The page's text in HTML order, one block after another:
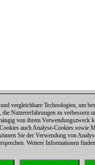
vergleichbare Technologien, um
Nutzererfahrungen zu verbessern
von ihrem Verwendungszweck
auch Analyse-Cookies sowie
Sie der Verwendung von
Weitere Informationen